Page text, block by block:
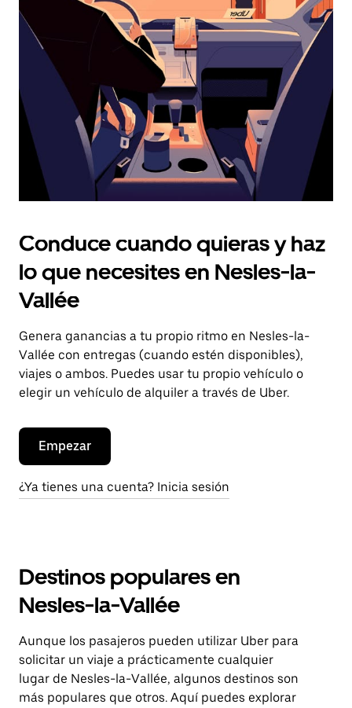
el
botón
escape
el
calendario.
Conduce cuando quieras y haz
lo que necesites en Nesles-la-
Vallée
Genera ganancias a tu propio ritmo en Nesles-la-
Vallée con entregas (cuando estén disponibles),
viajes o ambos. Puedes usar tu propio vehículo o
elegir un vehículo de alquiler a través de Uber.
Empezar
¿Ya tienes una cuenta? Inicia sesión
Destinos populares en
Nesles-la-Vallée
Aunque los pasajeros pueden utilizar Uber para
solicitar un viaje a prácticamente cualquier
lugar de Nesles-la-Vallée, algunos destinos son
más populares que otros. Aquí puedes explorar